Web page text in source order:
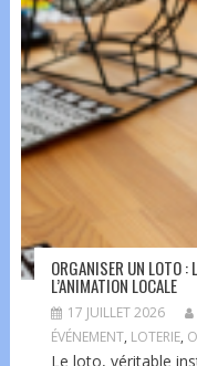
ORGANISER UN LOTO :
L’ANIMATION LOCALE
17 JUILLET 2026
ÉVÉNEMENT, LOTERIE,
Le loto, véritable